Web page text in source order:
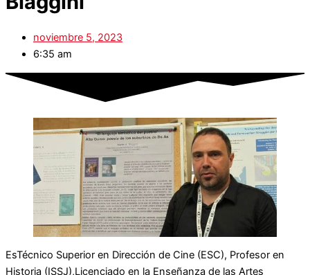
noviembre 5, 2023
6:35 am
EsTécnico Superior en Dirección de Cine (ESC), Profesor en
Historia (ISSJ),Licenciado en la Enseñanza de las Artes